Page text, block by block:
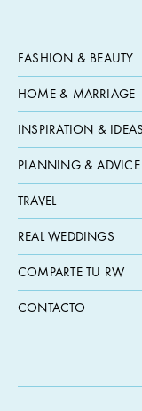
FASHION & BEAUTY
HOME & MARRIAGE
INSPIRATION & IDEAS
PLANNING & ADVICE
TRAVEL
REAL WEDDINGS
COMPARTE TU RW
CONTACTO